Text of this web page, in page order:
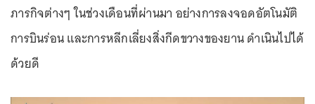
ภารกิจต่างๆ ในช่วงเดือนที่ผ่านมา อย่างการลงจอดอัตโนมัติ
การบินร่อน และการหลีกเลี่ยงสิ่งกีดขวางของยาน ดำเนินไปได้
ด้วยดี